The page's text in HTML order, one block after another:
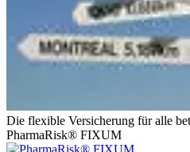
Die flexible Versicherung für alle
PharmaRisk® FIXUM